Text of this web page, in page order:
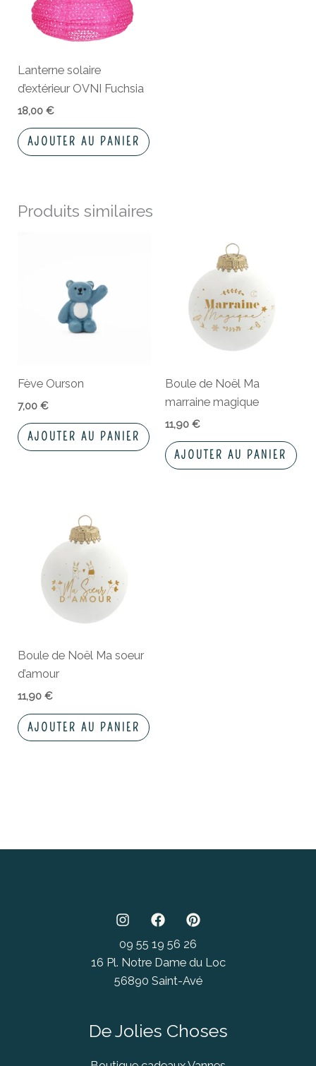
Lanterne solaire
d’extérieur OVNI Fuchsia
18,00€
AJOUTER AU PANIER
Produits similaires
Fève Ourson
7,00€
AJOUTER AU PANIER
Boule de Noël Ma
marraine magique
11,90 €
AJOUTER AU PANIER
Boule de Noël Ma soeur
d’amour
11,90€
AJOUTER AU PANIER
09 55 19 56 26
16 Pl. Notre Dame du Loc
56890 Saint-Avé
De Jolies Choses